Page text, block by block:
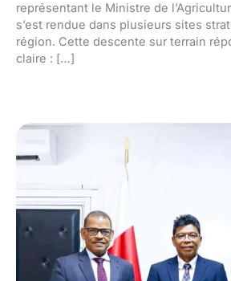
représentant le Ministre de
s’est rendue dans plusieurs sites
région. Cette descente sur terrain
claire : […]